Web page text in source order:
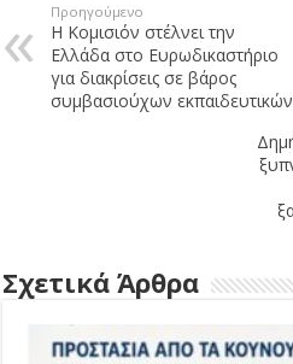
Προηγούμενο
Η Κομισιόν στέλνει την
Ελλάδα στο Ευρωδικαστήριο
για διακρίσεις σε βάρος
συμβασιούχων εκπαιδευτικών
Σχετικά Άρθρα